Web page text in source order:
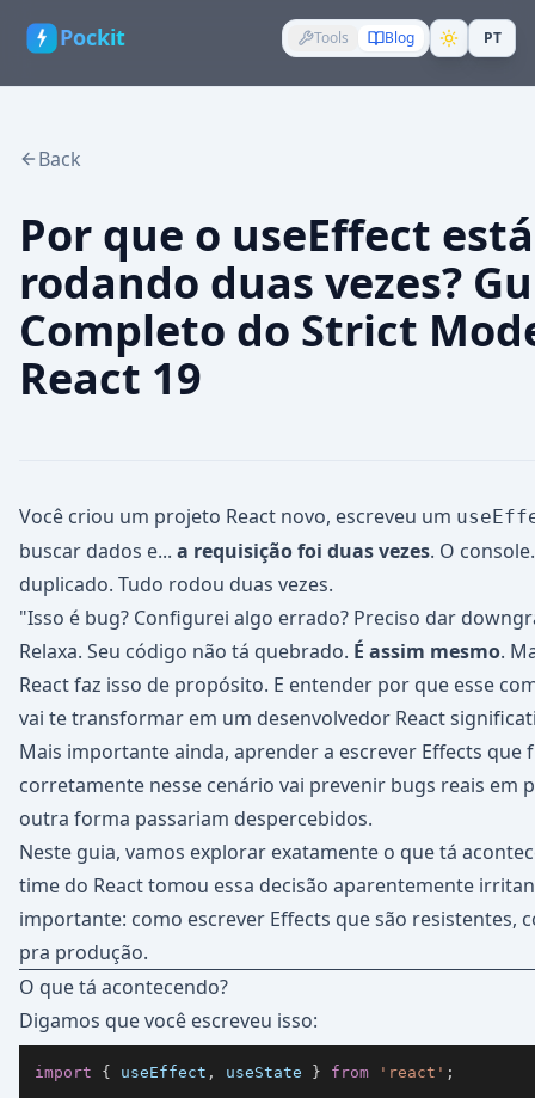
Pockit Tools Blog PT
Back
Por que o useEffect está
rodando duas vezes?
Completo do Strict
React 19
Você criou um projeto React novo, escreveu um
buscar dados e... a requisição foi duas vezes. O
duplicado. Tudo rodou duas vezes.
"Isso é bug? Configurei algo errado? Preciso dar
Relaxa. Seu código não tá quebrado. É assim mesmo.
React faz isso de propósito. E entender por que esse
vai te transformar em um desenvolvedor React
Mais importante ainda, aprender a escrever Effects que
corretamente nesse cenário vai prevenir bugs reais em
outra forma passariam despercebidos.
Neste guia, vamos explorar exatamente o que tá
time do React tomou essa decisão aparentemente
importante: como escrever Effects que são resistentes,
pra produção.
O que tá acontecendo?
Digamos que você escreveu isso:
import { useEffect , useState } from 'react' ;